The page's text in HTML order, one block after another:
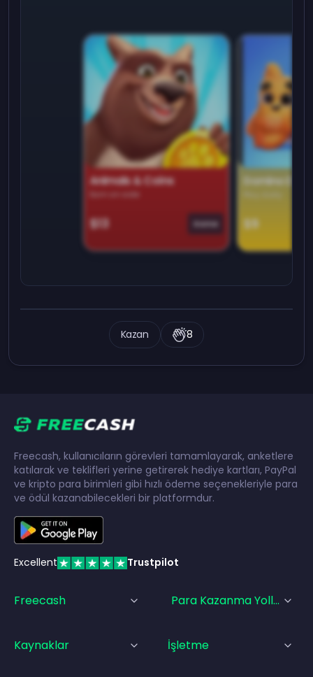
Animals & Coins
Earn on side
$13 Game
Domino
$9
Kazan 8
Freecash, kullanıcıların görevleri tamamlayarak, anketlere
katılarak ve teklifleri yerine getirerek hediye kartları, PayPal
ve kripto para birimleri gibi hızlı ödeme seçenekleriyle para
ve ödül kazanabilecekleri bir platformdur.
Excellent Trustpilot
Freecash Para Kazanma Yolları
Kaynaklar İşletme